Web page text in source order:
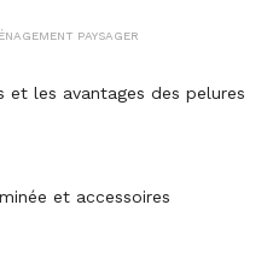
PAYSAGER
et les avantages des pelures
et accessoires